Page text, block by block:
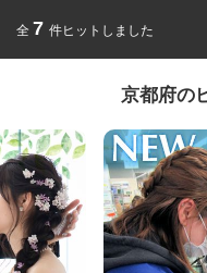
全 7 件ヒットしました
京都府の